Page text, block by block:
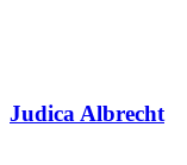
Judica Albrecht